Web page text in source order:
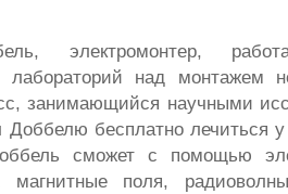
электромонтер,
лабораторий над монтажем
занимающийся научными
бесплатно лечиться
сможет с помощью
магнитные поля,